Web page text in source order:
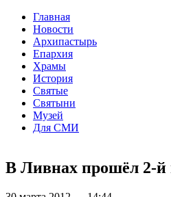
Главная
Новости
Архипастырь
Епархия
Храмы
История
Святые
Святыни
Музей
Для СМИ
В Ливнах прошёл 2-й